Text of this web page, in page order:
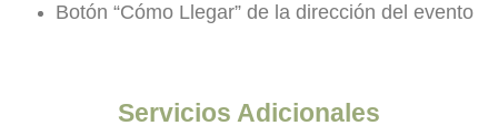
Botón “Cómo Llegar” de la dirección del evento
Servicios Adicionales